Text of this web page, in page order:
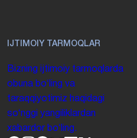
IJTIMOIY TARMOQLAR
Bizning ijtimoiy tarmoqlarda
obuna boʻling va
taraqqiyotimiz haqidagi
soʻnggi yangiliklardan
xabardor boʻling.